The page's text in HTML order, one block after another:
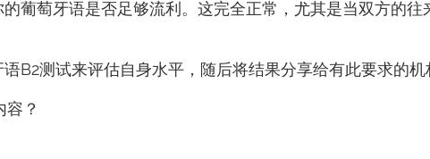
葡萄牙语是否足够流利。这完全正常，尤其是当双方的往
B2测试来评估自身水平，随后将结果分享给有此要求的机
？